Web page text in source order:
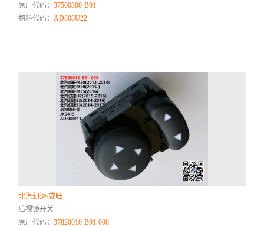
原厂代码：37500300-B01
物料代码： AD808U22
北汽幻速/威旺
后视镜开关
原厂代码：37820010-B01-000